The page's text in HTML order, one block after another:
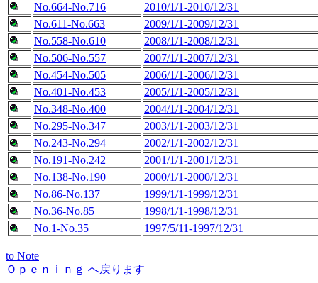
No.664-No.716
2010/1/1-2010/12/31
No.611-No.663
2009/1/1-2009/12/31
No.558-No.610
2008/1/1-2008/12/31
No.506-No.557
2007/1/1-2007/12/31
No.454-No.505
2006/1/1-2006/12/31
No.401-No.453
2005/1/1-2005/12/31
No.348-No.400
2004/1/1-2004/12/31
No.295-No.347
2003/1/1-2003/12/31
No.243-No.294
2002/1/1-2002/12/31
No.191-No.242
2001/1/1-2001/12/31
No.138-No.190
2000/1/1-2000/12/31
No.86-No.137
1999/1/1-1999/12/31
No.36-No.85
1998/1/1-1998/12/31
No.1-No.35
1997/5/11-1997/12/31
to Note
Ｏｐｅｎｉｎｇ へ戻ります